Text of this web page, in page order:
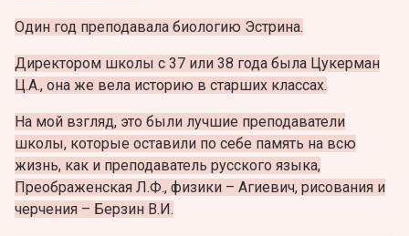
Один год преподавала биологию Эстрина.
Директором школы с 37 или 38 года была Цукерман
Ц.А., она же вела историю в старших классах.
На мой взгляд, это были лучшие преподаватели
школы, которые оставили по себе память на всю
жизнь, как и преподаватель русского языка,
Преображенская Л.Ф., физики – Агиевич, рисования и
черчения – Берзин В.И.